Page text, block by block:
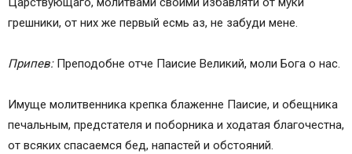
грешники, от них же первый есмь аз, не забуди мене.
Припев:Преподобне отче Паисие Великий, моли Бога о нас.
Имуще молитвенника крепка блаженне Паисие, и обещника
печальным, предстателя и поборника и ходатая благочестна,
от всяких спасаемся бед, напастей и обстояний.